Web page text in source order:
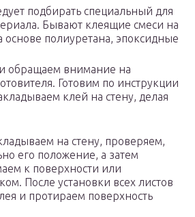
подбирать специальный для
Бывают клеящие смеси на
основе полиуретана, эпоксидные
обращаем внимание на
Готовим по инструкции
клей на стену, делая
на стену, проверяем,
его положение, а затем
к поверхности или
После установки всех листов
и протираем поверхность